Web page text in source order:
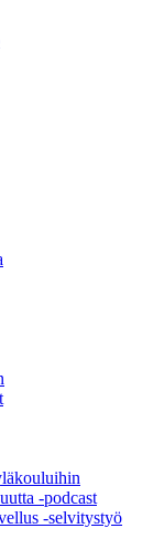
-podcast
-selvitystyö